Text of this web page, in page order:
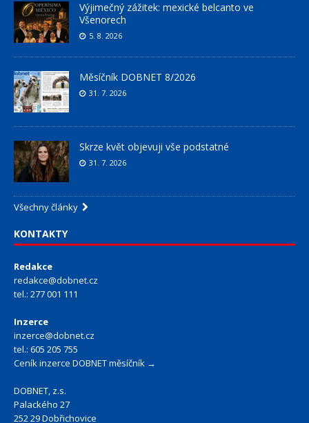
Výjimečný zážitek: mexické belcanto ve
Všenorech
5. 8. 2026
Měsíčník DOBNET 8/2026
31. 7. 2026
Skrze květ objevuji vše podstatné
31. 7. 2026
Všechny články
KONTAKTY
Redakce
redakce@dobnet.cz
tel.: 277 001 111
Inzerce
inzerce@dobnet.cz
tel.: 605 205 755
Ceník inzerce DOBNET měsíčník →
DOBNET, z.s.
Palackého 27
252 29 Dobřichovice